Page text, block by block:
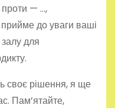
проти — …,
до уваги ваші
для
своє рішення, я ще
Пам’ятайте,